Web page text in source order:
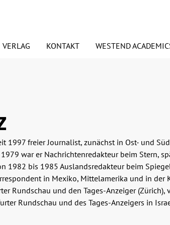
Essen & Trinken
Judaica/Jüdisches
Preisaktion
Weihnachtspakete
VERLAG
BLOGGER
KONTAKT WESTEND
1997 freier Journalist, zunächst in Ost- und
war er Nachrichtenredakteur beim Stern,
1982 bis 1985 Auslandsredakteur beim
in Mexiko, Mittelamerika und in der
Rundschau und den Tages-Anzeiger (Zürich),
Rundschau und des Tages-Anzeigers in